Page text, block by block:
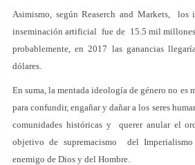
Asimismo, según Reaserch and Markets, los
inseminación artificial fue de 15.5 mil
probablemente, en 2017 las ganancias
dólares.
En suma, la mentada ideología de género no es
para confundir, engañar y dañar a los seres
comunidades históricas y querer anular el
objetivo de supremacismo del
enemigo de Dios y del Hombre.